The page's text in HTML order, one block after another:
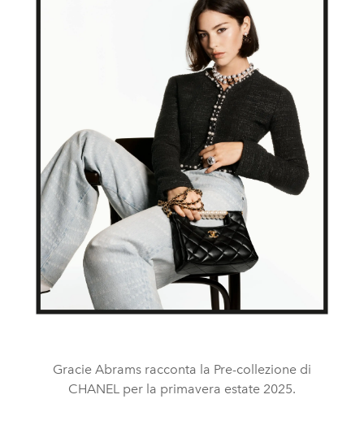
Gracie Abrams racconta la Pre-collezione di
CHANEL per la primavera estate 2025.